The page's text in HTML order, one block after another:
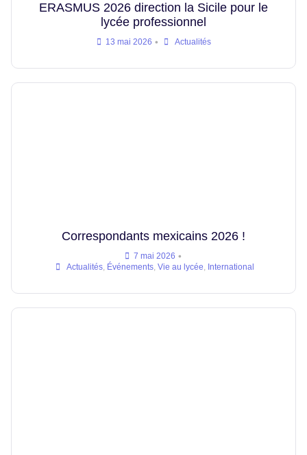
ERASMUS 2026 direction la Sicile pour le
lycée professionnel
13 mai 2026 • Actualités
Correspondants mexicains 2026 !
7 mai 2026 •
Actualités, Événements, Vie au lycée, International